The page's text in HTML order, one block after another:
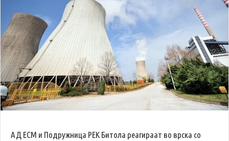
АД ЕСМ и Подружница РЕК Битола реагираат во врска со